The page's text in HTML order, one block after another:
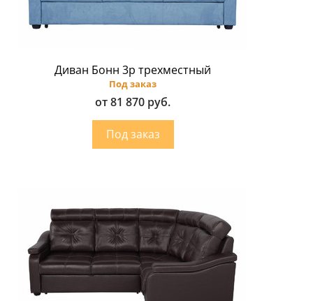
Диван Бонн 3p трехместный
Под заказ
от 81 870 руб.